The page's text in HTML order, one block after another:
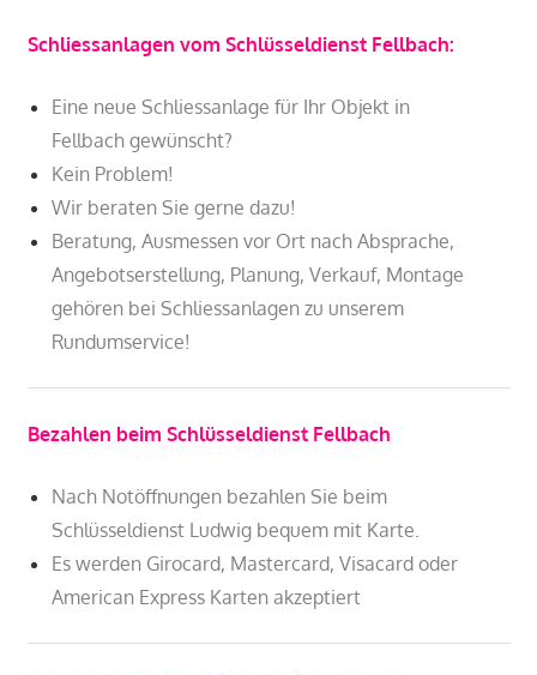
Schliessanlagen vom Schlüsseldienst Fellbach:
Eine neue Schliessanlage für Ihr Objekt in
Fellbach gewünscht?
Kein Problem!
Wir beraten Sie gerne dazu!
Beratung, Ausmessen vor Ort nach Absprache,
Angebotserstellung, Planung, Verkauf, Montage
gehören bei Schliessanlagen zu unserem
Rundumservice!
Bezahlen beim Schlüsseldienst Fellbach
Nach Notöffnungen bezahlen Sie beim
Schlüsseldienst Ludwig bequem mit Karte.
Es werden Girocard, Mastercard, Visacard oder
American Express Karten akzeptiert